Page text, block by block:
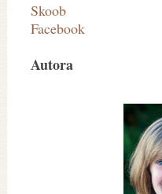
Skoob
Facebook
Autora